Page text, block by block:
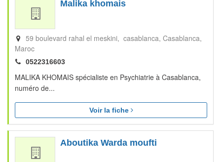
Malika khomais
59 boulevard rahal el meskini, casablanca Casablanca
Maroc
0522316603
MALIKA KHOMAIS spécialiste en Psychiatrie à Casablanca,
numéro de...
Voir la fiche
Aboutika Warda moufti